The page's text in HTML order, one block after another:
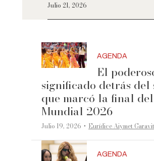
Julio 21, 2026
AGENDA
El
significado detrás del
que marcó la final del
Mundial 2026
Julio 19, 2026 ·Eurídice Aiymet
AGENDA